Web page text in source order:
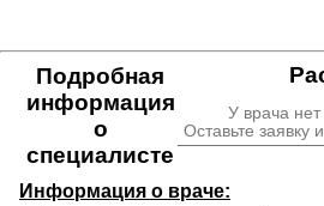
У врача
Оставьте заявку
Подробная
информация
о
специалисте
Информация о враче: